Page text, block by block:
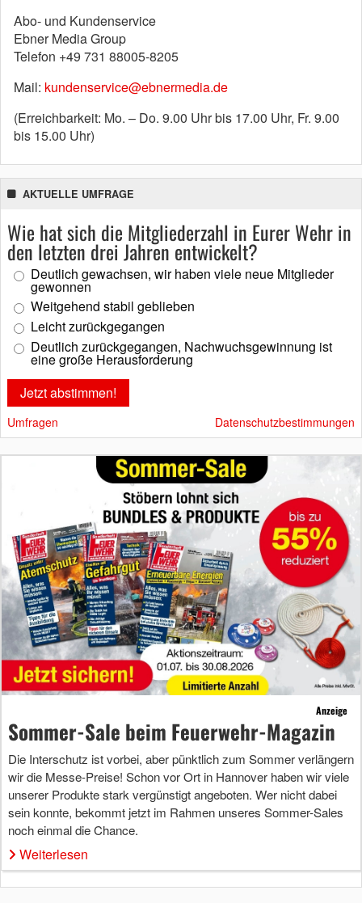
Abo- und Kundenservice
Ebner Media Group
Telefon +49 731 88005-8205
Mail: kundenservice@ebnermedia.de
(Erreichbarkeit: Mo. – Do. 9.00 Uhr bis 17.00 Uhr, Fr. 9.00
bis 15.00 Uhr)
AKTUELLE UMFRAGE
Wie hat sich die Mitgliederzahl in Eurer Wehr in
den letzten drei Jahren entwickelt?
Deutlich gewachsen, wir haben viele neue Mitglieder
gewonnen
Weitgehend stabil geblieben
Leicht zurückgegangen
Deutlich zurückgegangen, Nachwuchsgewinnung ist
eine große Herausforderung
Umfragen Datenschutzbestimmungen
Anzeige
Sommer-Sale beim Feuerwehr-Magazin
Die Interschutz ist vorbei, aber pünktlich zum Sommer verlängern
wir die Messe-Preise! Schon vor Ort in Hannover haben wir viele
unserer Produkte stark vergünstigt angeboten. Wer nicht dabei
sein konnte, bekommt jetzt im Rahmen unseres Sommer-Sales
noch einmal die Chance.
Weiterlesen